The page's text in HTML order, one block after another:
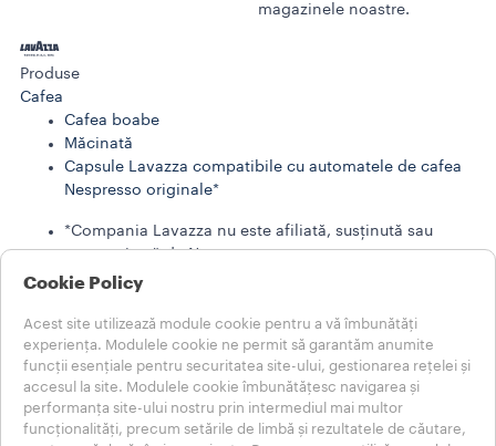
magazinele noastre.
Produse
Cafea
Cafea boabe
Măcinată
Capsule Lavazza compatibile cu automatele de cafea
Nespresso originale*
*Compania Lavazza nu este afiliată, susținută sau
sponsorizată de Nespresso
LAVAZZA STORIES
SUSTENABILITATE
LUMEA LAVAZZA
Ajutor
ÎNTREBĂRI FRECVENTE
Contactați-ne
Note Legale
Cookie Policy
Acest site utilizează module cookie pentru a vă îmbunătăți
experiența. Modulele cookie ne permit să garantăm anumite
funcții esențiale pentru securitatea site-ului, gestionarea rețelei și
accesul la site. Modulele cookie îmbunătățesc navigarea și
performanța site-ului nostru prin intermediul mai multor
funcționalități, precum setările de limbă și rezultatele de căutare,